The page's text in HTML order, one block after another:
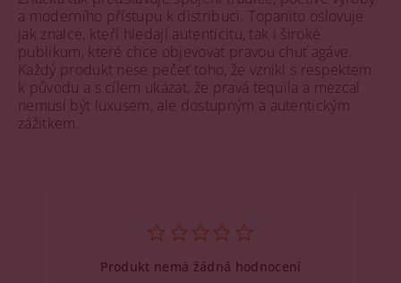
a moderního přístupu k distribuci. Topanito oslovuje
jak znalce, kteří hledají autenticitu, tak i široké
publikum, které chce objevovat pravou chuť agáve.
Každý produkt nese pečeť toho, že vznikl s respektem
k původu a s cílem ukázat, že pravá tequila a mezcal
nemusí být luxusem, ale dostupným a autentickým
zážitkem.
Produkt nemá žádná hodnocení